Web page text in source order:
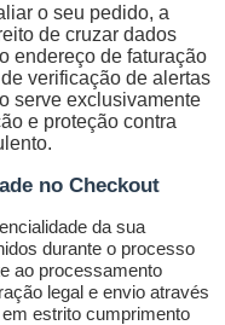
o seu pedido, a
de cruzar dados
endereço de faturação
verificação de alertas
serve exclusivamente
e proteção contra
no Checkout
da sua
durante o processo
ao processamento
legal e envio através
estrito cumprimento